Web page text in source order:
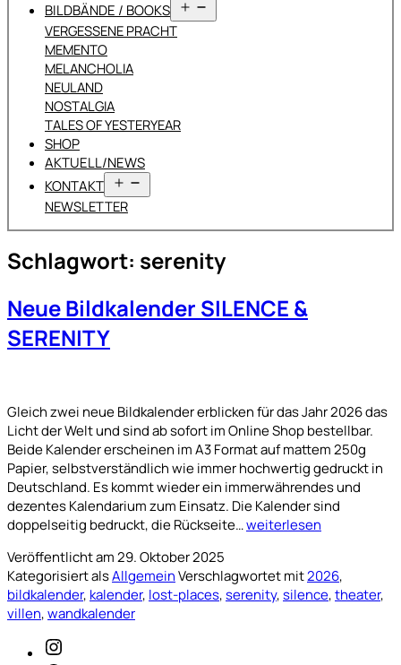
BILDBÄNDE / BOOKS
öffnen
VERGESSENE PRACHT
MEMENTO
MELANCHOLIA
NEULAND
NOSTALGIA
TALES OF YESTERYEAR
SHOP
AKTUELL/NEWS
KONTAKT
öffnen
NEWSLETTER
Schlagwort: serenity
Neue Bildkalender SILENCE &
SERENITY
Gleich zwei neue Bildkalender erblicken für das Jahr 2026 das
Licht der Welt und sind ab sofort im Online Shop bestellbar.
Beide Kalender erscheinen im A3 Format auf mattem 250g
Papier, selbstverständlich wie immer hochwertig gedruckt in
Deutschland. Es kommt wieder ein immerwährendes und
dezentes Kalendarium zum Einsatz. Die Kalender sind
doppelseitig bedruckt, die Rückseite…Neue
&
SERENITY
weiterlesen
Veröffentlicht am29. Oktober 2025
Kategorisiert alsAllgemeinVerschlagwortet mit2026,
bildkalender, kalender, lost-places,serenity,silence,theater,
villen,wandkalender